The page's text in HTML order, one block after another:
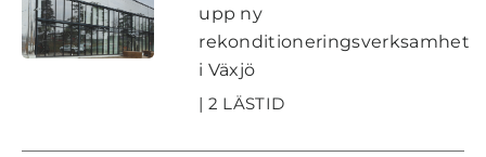
upp ny
rekonditioneringsverksamhet
i Växjö
| 2 LÄSTID